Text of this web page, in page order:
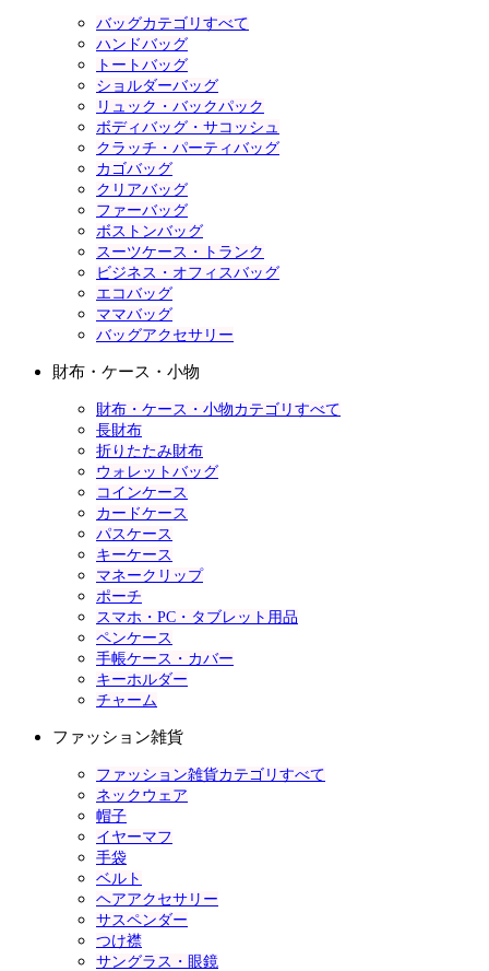
バッグカテゴリすべて
ハンドバッグ
トートバッグ
ショルダーバッグ
リュック・バックパック
ボディバッグ・サコッシュ
クラッチ・パーティバッグ
カゴバッグ
クリアバッグ
ファーバッグ
ボストンバッグ
スーツケース・トランク
ビジネス・オフィスバッグ
エコバッグ
ママバッグ
バッグアクセサリー
財布・ケース・小物
財布・ケース・小物カテゴリすべて
長財布
折りたたみ財布
ウォレットバッグ
コインケース
カードケース
パスケース
キーケース
マネークリップ
ポーチ
スマホ・PC・タブレット用品
ペンケース
手帳ケース・カバー
キーホルダー
チャーム
ファッション雑貨
ファッション雑貨カテゴリすべて
ネックウェア
帽子
イヤーマフ
手袋
ベルト
ヘアアクセサリー
サスペンダー
つけ襟
サングラス・眼鏡